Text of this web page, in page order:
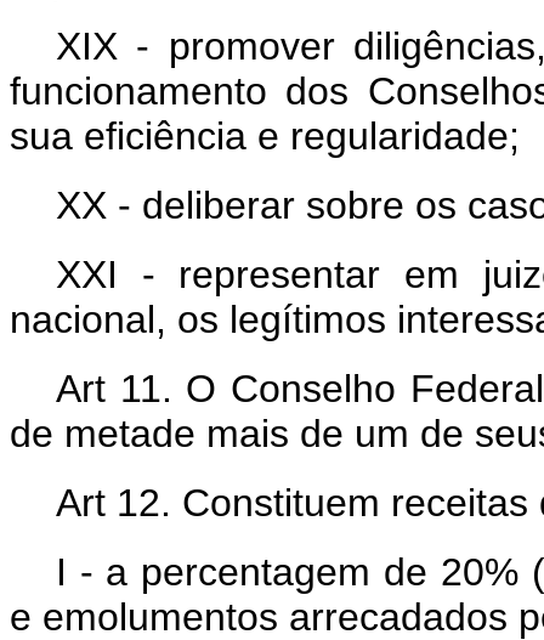
XIX - promover
funcionamento dos
sua eficiência e regularidade;
XX - deliberar sobre os
XXI - representar em
nacional, os legítimos
Art 11. O Conselho
de metade mais de um de
Art 12. Constituem
I - a percentagem de 20%
e emolumentos arrecadados